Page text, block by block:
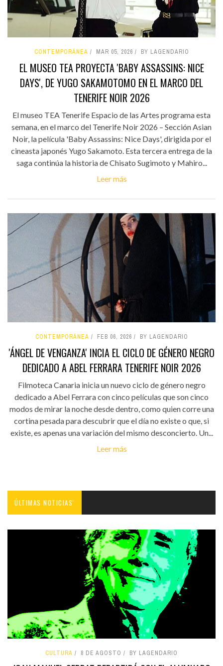
CONTEMPORÁNEA MAR 05, 2026 BY LAGENDARIO
EL MUSEO TEA PROYECTA 'BABY ASSASSINS: NICE
DAYS', DE YUGO SAKAMOTOMO EN EL MARCO DEL
TENERIFE NOIR 2026
El museo TEA Tenerife Espacio de las Artes programa esta
semana, en el marco del Tenerife Noir 2026 – Sección Asian
Noir, la película 'Baby Assassins: Nice Days', dirigida por el
cineasta japonés Yugo Sakamoto. Esta tercera entrega de la
saga continúa la historia de Chisato Sugimoto y Mahiro...
Leer más
CONTEMPORÁNEA FEB 06, 2026 BY LAGENDARIO
'ÁNGEL DE VENGANZA' INCIA EL CICLO DE GÉNERO NEGRO
DEDICADO A ABEL FERRARA TENERIFE NOIR 2026
Filmoteca Canaria inicia un nuevo ciclo de género negro
dedicado a Abel Ferrara con cinco películas que son cinco
modos de mirar la noche desde dentro, como quien corre una
cortina pesada para descubrir que el día no existe o que, si
existe, es apenas una variación del mismo desconcierto. Un...
Leer más
ÚLTIMAS NOTICIAS'
CULTURA 8 DE AGOSTO BY LAGENDARIO